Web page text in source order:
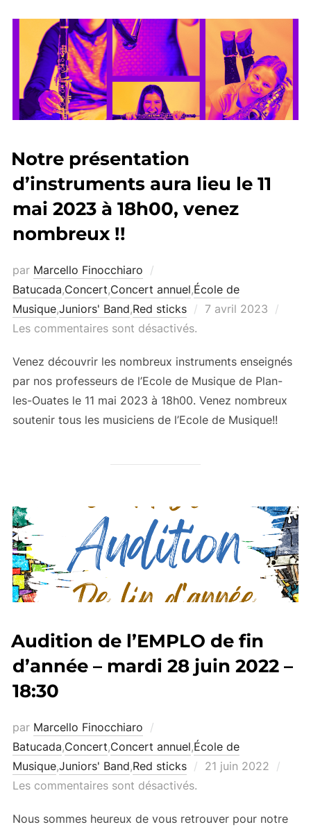
Notre présentation
d’instruments aura lieu le 11
mai 2023 à 18h00, venez
nombreux !!
par Marcello Finocchiaro
Batucada,Concert,Concert annuel,École de
Musique,Juniors' Band,Red sticks
Publié
7 avril 2023
Les commentaires sont désactivés.
Venez découvrir les nombreux instruments enseignés
par nos professeurs de l’Ecole de Musique de Plan-
les-Ouates le 11 mai 2023 à 18h00. Venez nombreux
soutenir tous les musiciens de l’Ecole de Musique!!
Audition de l’EMPLO de fin
d’année – mardi 28 juin 2022 –
18:30
par Marcello Finocchiaro
Batucada,Concert,Concert annuel,École de
Musique,Juniors' Band,Red sticks
Publié
21 juin 2022
Les commentaires sont désactivés.
Nous sommes heureux de vous retrouver pour notre